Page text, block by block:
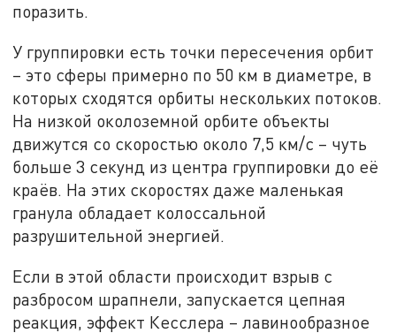
поразить.
У группировки есть точки пересечения орбит
– это сферы примерно по 50 км в диаметре, в
которых сходятся орбиты нескольких потоков.
На низкой околоземной орбите объекты
движутся со скоростью около 7,5 км/с – чуть
больше 3 секунд из центра группировки до её
краёв. На этих скоростях даже маленькая
гранула обладает колоссальной
разрушительной энергией.
Если в этой области происходит взрыв с
разбросом шрапнели, запускается цепная
реакция, эффект Кесслера – лавинообразное